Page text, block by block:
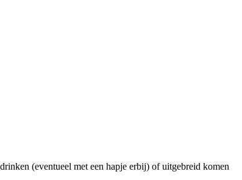
(eventueel met een hapje erbij) of uitgebreid komen